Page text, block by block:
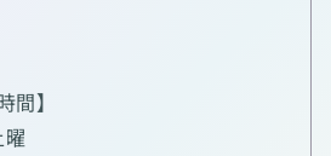
間】